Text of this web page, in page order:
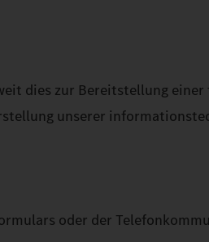
dies zur Bereitstellung
unserer
oder der